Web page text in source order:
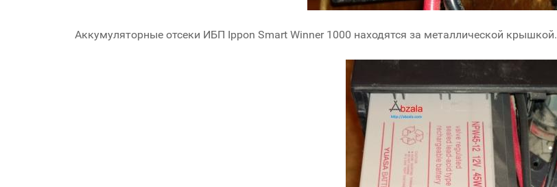
Аккумуляторные отсеки ИБП Ippon Smart Winner 1000 находятся за металлической крышкой.